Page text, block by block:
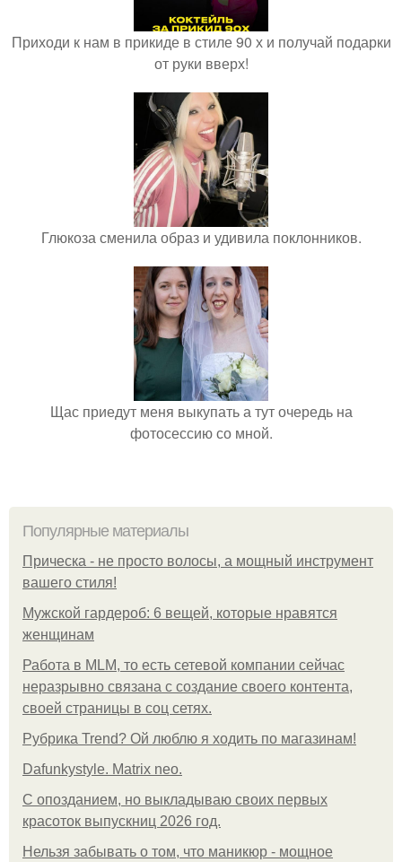
Приходи к нам в прикиде в стиле 90 х и получай подарки
от руки вверх!
Глюкоза сменила образ и удивила поклонников.
Щас приедут меня выкупать а тут очередь на
фотосессию со мной.
Популярные материалы
Прическа - не просто волосы, а мощный инструмент
вашего стиля!
Мужской гардероб: 6 вещей, которые нравятся
женщинам
Работа в MLM, то есть сетевой компании сейчас
неразрывно связана с создание своего контента,
своей страницы в соц сетях.
Рубрика Trend? Ой люблю я ходить по магазинам!
Dafunkystyle. Matrix neo.
С опозданием, но выкладываю своих первых
красоток выпускниц 2026 год.
Нельзя забывать о том, что маникюр - мощное